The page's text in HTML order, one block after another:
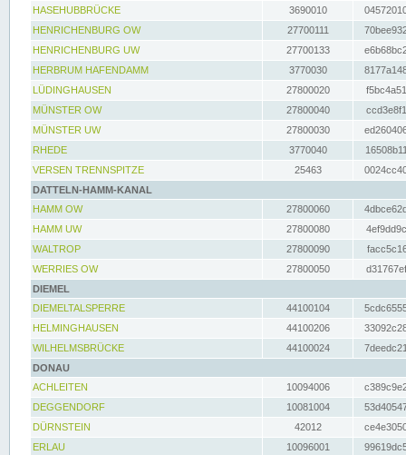
HASEHUBBRÜCKE
3690010
HENRICHENBURG OW
27700111
HENRICHENBURG UW
27700133
HERBRUM HAFENDAMM
3770030
LÜDINGHAUSEN
27800020
MÜNSTER OW
27800040
MÜNSTER UW
27800030
RHEDE
3770040
VERSEN TRENNSPITZE
25463
DATTELN-HAMM-KANAL
HAMM OW
27800060
HAMM UW
27800080
WALTROP
27800090
WERRIES OW
27800050
DIEMEL
DIEMELTALSPERRE
44100104
HELMINGHAUSEN
44100206
WILHELMSBRÜCKE
44100024
DONAU
ACHLEITEN
10094006
DEGGENDORF
10081004
DÜRNSTEIN
42012
ERLAU
10096001